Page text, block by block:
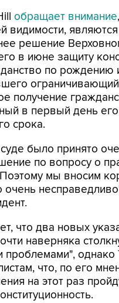
обращает внимание
видимости,
решение
в июне защиту
по рождению
ограничивающий
получение
в первый день
срока.
было принято
по вопросу о
мы вносим
очень
что два новых
наверняка
проблемами", однако
что, по его
на этот раз